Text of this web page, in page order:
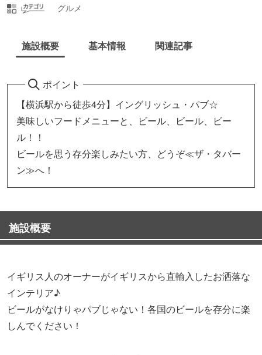
グルメ
施設概要 基本情報 関連記事
ポイント
【横浜駅から徒歩4分】イングリッシュ・パブ☆
美味しいフードメニューと、ビール、ビール、ビー
ル！！
ビールを思う存分楽しみたい方、どうぞ≪ザ・タバー
ン≫へ！
施設概要
イギリス人のオーナーがイギリスから直輸入したお洒落な
インテリア♪
ビールがなけりゃパブじゃない！各国のビールを存分に楽
しんでください！